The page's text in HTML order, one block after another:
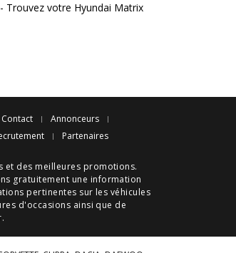
Trouvez votre Hyundai Matrix
Contact
Annonceurs
Partenaires
et des meilleures promotions.
gratuitement une information
pertinentes sur les véhicules
d'occasions ainsi que de